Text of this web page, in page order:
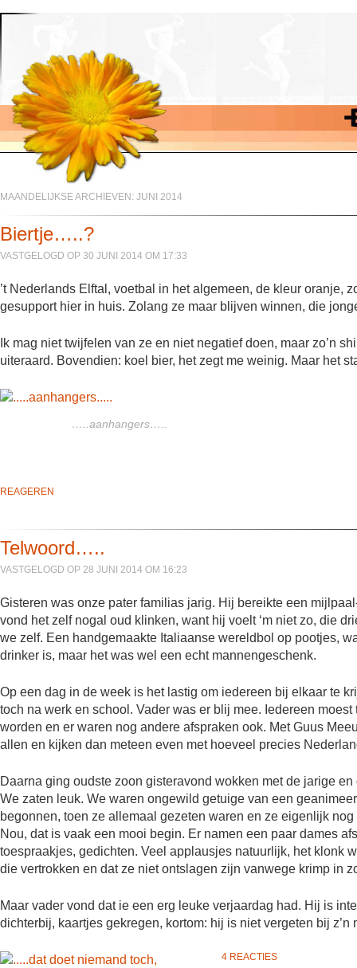
MAANDELIJKSE ARCHIEVEN: JUNI 2014
Biertje…..?
VASTGELOGD OP 30 JUNI 2014 OM 17:33
’t Nederlands Elftal, voetbal in het algemeen, de kleur oranje,
gesupport hier in huis. Zolang ze maar blijven winnen, die
Ik mag niet twijfelen van ze en niet negatief doen, maar zo’n
uiteraard. Bovendien: koel bier, het zegt me weinig. Maar het
…..aanhangers…..
REAGEREN
Telwoord…..
VASTGELOGD OP 28 JUNI 2014 OM 16:23
Gisteren was onze pater familias jarig. Hij bereikte een
vond het zelf nogal oud klinken, want hij voelt ‘m niet zo, die
we zelf. Een handgemaakte Italiaanse wereldbol op pootjes,
drinker is, maar het was wel een echt mannengeschenk.
Op een dag in de week is het lastig om iedereen bij elkaar te
toch na werk en school. Vader was er blij mee. Iedereen
worden en er waren nog andere afspraken ook. Met Guus
allen en kijken dan meteen even met hoeveel precies
Daarna ging oudste zoon gisteravond wokken met de jarige
We zaten leuk. We waren ongewild getuige van een
begonnen, toen ze allemaal gezeten waren en ze eigenlijk
Nou, dat is vaak een mooi begin. Er namen een paar dames
toespraakjes, gedichten. Veel applausjes natuurlijk, het klonk
die vertrokken en dat ze niet ontslagen zijn vanwege krimp in
Maar vader vond dat ie een erg leuke verjaardag had. Hij is
dichterbij, kaartjes gekregen, kortom: hij is niet vergeten bij
4 REACTIES